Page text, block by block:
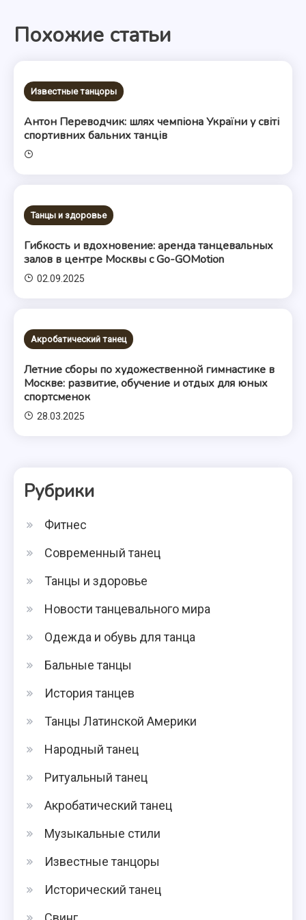
записям
Похожие статьи
Известные танцоры
Антон Переводчик: шлях чемпіона України у світі
спортивних бальних танців
Танцы и здоровье
Гибкость и вдохновение: аренда танцевальных
залов в центре Москвы с Go-GOMotion
02.09.2025
Акробатический танец
Летние сборы по художественной гимнастике в
Москве: развитие, обучение и отдых для юных
спортсменок
28.03.2025
Рубрики
Фитнес
Современный танец
Танцы и здоровье
Новости танцевального мира
Одежда и обувь для танца
Бальные танцы
История танцев
Танцы Латинской Америки
Народный танец
Ритуальный танец
Акробатический танец
Музыкальные стили
Известные танцоры
Исторический танец